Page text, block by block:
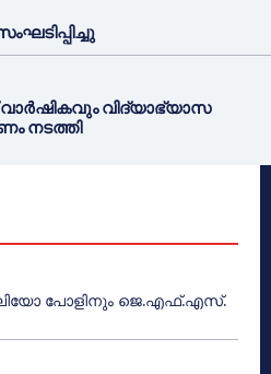
വിദ്യാഭ്യാസ
നടത്തി
പോളിനും ജെ.എഫ്.എസ്.